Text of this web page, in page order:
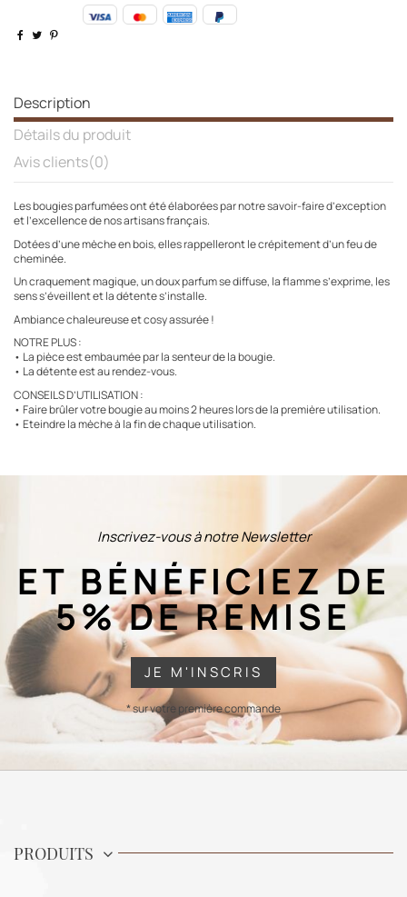
Description
Détails du produit
Avis clients(0)
Les bougies parfumées ont été élaborées par notre savoir-faire d’exception
et l’excellence de nos artisans français.
Dotées d’une mèche en bois, elles rappelleront le crépitement d’un feu de
cheminée.
Un craquement magique, un doux parfum se diffuse, la flamme s’exprime, les
sens s’éveillent et la détente s’installe.
Ambiance chaleureuse et cosy assurée !
NOTRE PLUS :
• La pièce est embaumée par la senteur de la bougie.
• La détente est au rendez-vous.
CONSEILS D’UTILISATION :
• Faire brûler votre bougie au moins 2 heures lors de la première utilisation.
• Eteindre la mèche à la fin de chaque utilisation.
Inscrivez-vous à notre Newsletter
ET BÉNÉFICIEZ DE
5% DE REMISE
JE M'INSCRIS
* sur votre première commande
PRODUITS